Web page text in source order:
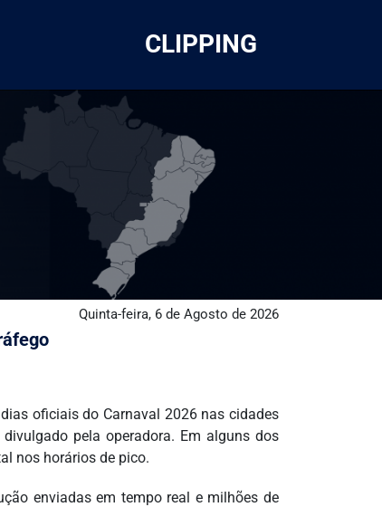
CLIPPING
Quinta-feira, 6 de Agosto de 2026
oficiais do Carnaval 2026 nas cidades
pela operadora. Em alguns dos
nos horários de pico.
enviadas em tempo real e milhões de